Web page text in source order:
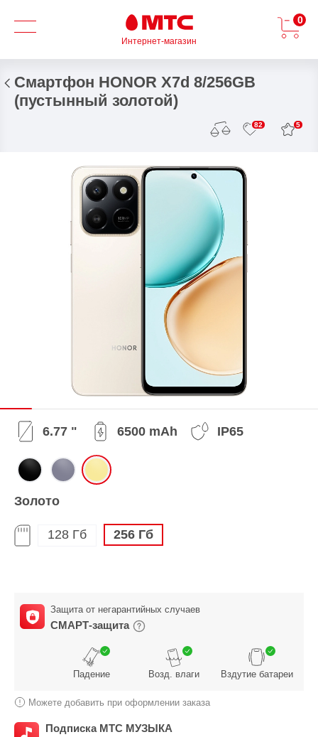
Интернет-магазин
0
Смартфон HONOR X7d 8/256GB
(пустынный золотой)
82 5
6.77 " 6500 mAh IP65
Золото
128 Гб 256 Гб
Защита от негарантийных случаев
СМАРТ-защита
Падение Возд. влаги Вздутие батареи
Можете добавить при оформлении заказа
Подписка МТС МУЗЫКА